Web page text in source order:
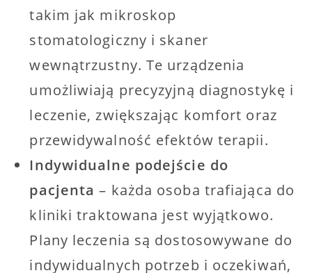
takim jak mikroskop
stomatologiczny i skaner
wewnątrzustny. Te urządzenia
umożliwiają precyzyjną diagnostykę i
leczenie, zwiększając komfort oraz
przewidywalność efektów terapii.
Indywidualne podejście do
pacjenta – każda osoba trafiająca do
kliniki traktowana jest wyjątkowo.
Plany leczenia są dostosowywane do
indywidualnych potrzeb i oczekiwań,